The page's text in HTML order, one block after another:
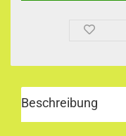
Beschreibung